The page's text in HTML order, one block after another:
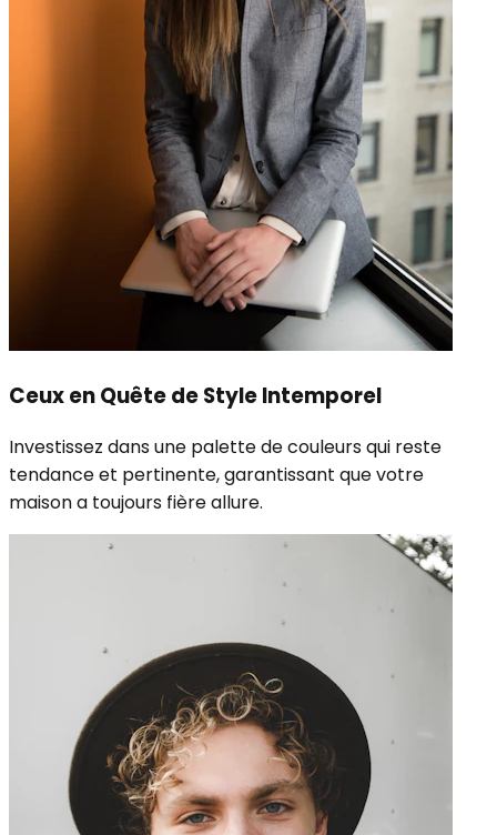
Ceux en Quête de Style Intemporel
Investissez dans une palette de couleurs qui reste
tendance et pertinente, garantissant que votre
maison a toujours fière allure.